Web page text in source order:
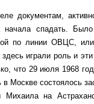
документам,
спадать.
по линии ОВЦС,
играли роль и
что 29 июля 1968
Москве состоялось
Михаила на